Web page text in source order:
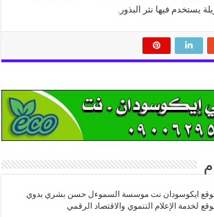
يستخدم فيها نثر البذور.
ايكوسودان نت موسسة السموءل حسن بشري بدوي
لخدمة الإعلام التنموي والاقتصاد الرقمي